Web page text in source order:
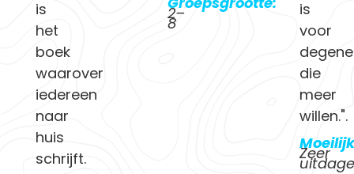
is
het
boek
waarover
iedereen
naar
huis
schrijft.
2–
8
is
voor
die
meer
willen.".
Zeer